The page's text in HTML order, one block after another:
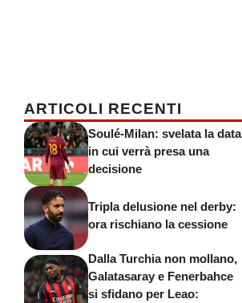
ARTICOLI RECENTI
Soulé-Milan: svelata la data
in cui verrà presa una
decisione
Tripla delusione nel derby:
ora rischiano la cessione
Dalla Turchia non mollano,
Galatasaray e Fenerbahce
si sfidano per Leao: